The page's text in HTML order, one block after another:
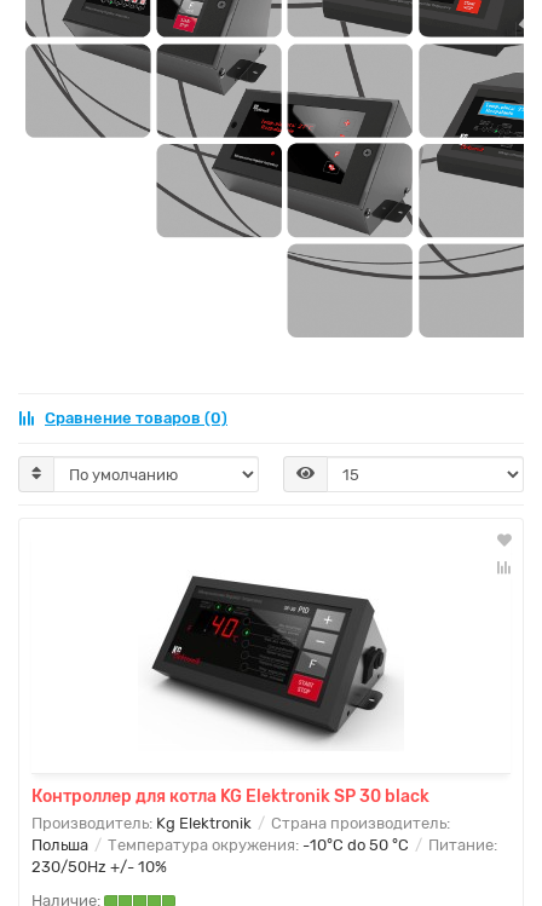
Сравнение товаров (0)
Контроллер для котла KG Elektronik SP 30 black
Производитель: Kg Elektronik
Страна производитель:
Польша
Температура окружения: -10°C do 50 °C
Питание:
230/50Hz +/- 10%